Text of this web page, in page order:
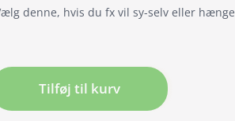
denne, hvis du fx vil sy-selv eller hænge
Tilføj til kurv